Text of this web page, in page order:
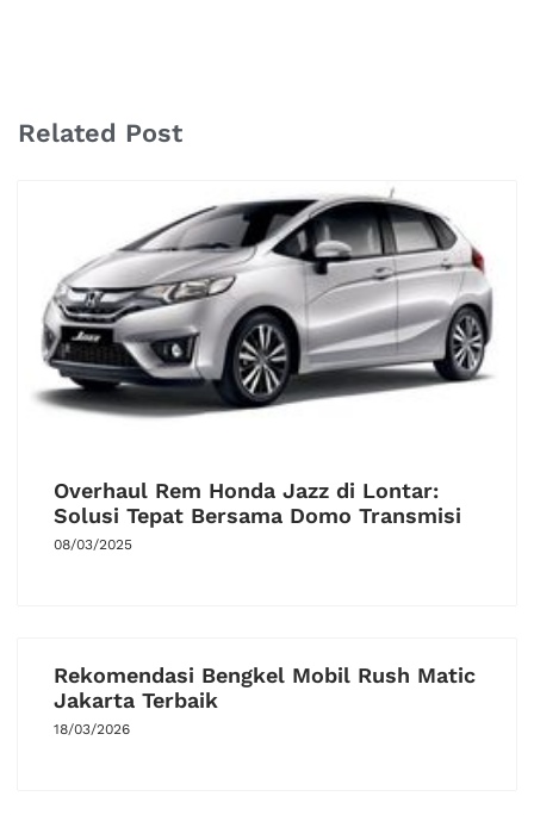
Related Post
Overhaul Rem Honda Jazz di Lontar:
Solusi Tepat Bersama Domo Transmisi
08/03/2025
Rekomendasi Bengkel Mobil Rush Matic
Jakarta Terbaik
18/03/2026